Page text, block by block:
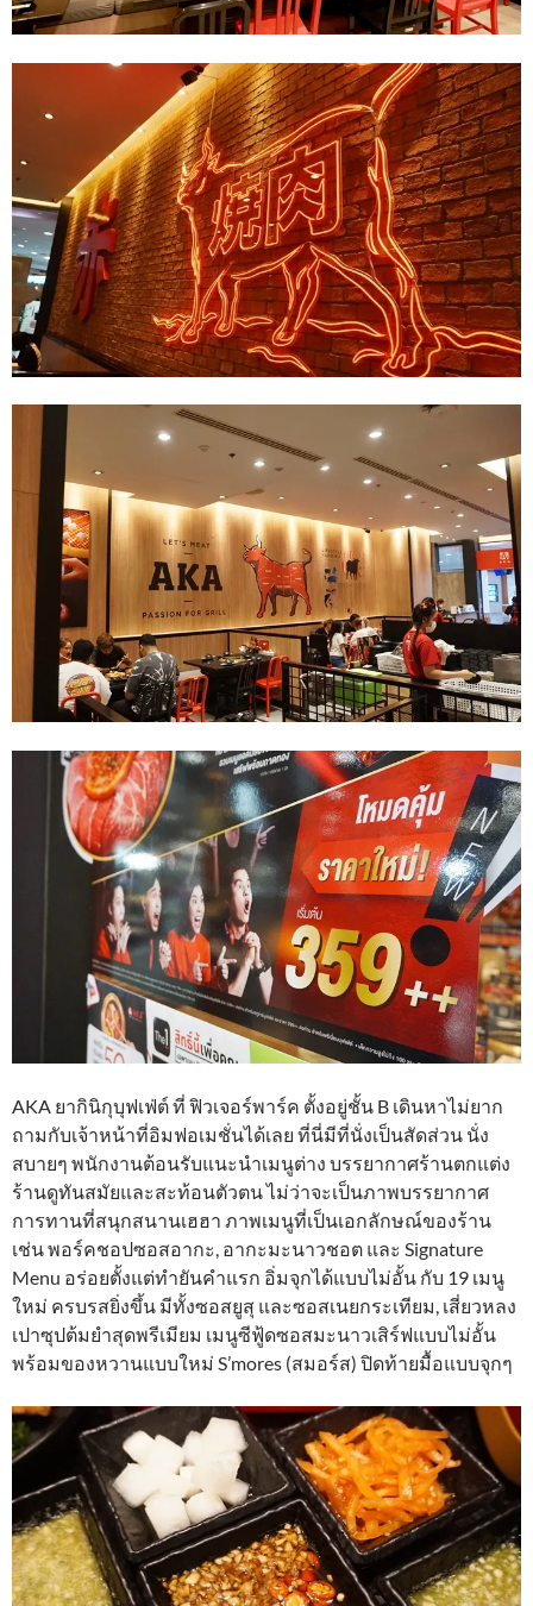
AKA ยากินิกุบุฟเฟ่ต์ ที่ ฟิวเจอร์พาร์ค ตั้งอยู่ชั้น B เดินหาไม่ยาก
ถามกับเจ้าหน้าที่อิมฟอเมชั่นได้เลย ที่นี่มีที่นั่งเป็นสัดส่วน นั่ง
สบายๆ พนักงานต้อนรับแนะนำเมนูต่าง บรรยากาศร้านตกแต่ง
ร้านดูทันสมัยและสะท้อนตัวตน ไม่ว่าจะเป็นภาพบรรยากาศ
การทานที่สนุกสนานเฮฮา ภาพเมนูที่เป็นเอกลักษณ์ของร้าน
เช่น พอร์คชอปซอสอากะ, อากะมะนาวชอต และ Signature
Menu อร่อยตั้งแต่ทำยันคำแรก อิ่มจุกได้แบบไม่อั้น กับ 19 เมนู
ใหม่ ครบรสยิ่งขึ้น มีทั้งซอสยูสุ และซอสเนยกระเทียม, เสี่ยวหลง
เปาซุปต้มยำสุดพรีเมียม เมนูซีฟู้ดซอสมะนาวเสิร์ฟแบบไม่อั้น
พร้อมของหวานแบบใหม่ S’mores (สมอร์ส) ปิดท้ายมื้อแบบจุกๆ